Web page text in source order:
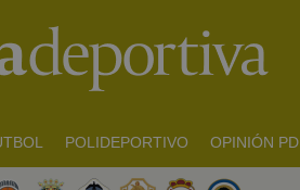
POLIDEPORTIVO OPINIÓN PD